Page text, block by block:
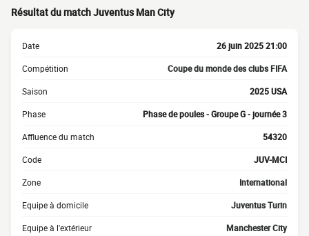
Résultat du match Juventus Man City
Date 26 juin 2025 21:00
Compétition Coupe du monde des clubs FIFA
Saison 2025 USA
Phase Phase de poules - Groupe G - journée 3
Affluence du match 54320
Code JUV-MCI
Zone International
Equipe à domicile Juventus Turin
Equipe à l'extérieur Manchester City